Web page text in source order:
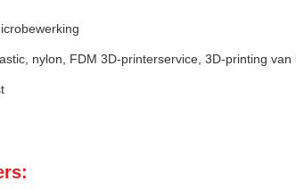
nylon, FDM 3D-printerservice, 3D-printing